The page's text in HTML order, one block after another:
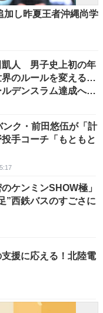
加し昨夏王者沖縄尚学
凱人 男子史上初の年
界のルールを変える…
デンスラム達成へ公
ク・前田悠伍が「計
手コーチ「もともと
ケンミンSHOW極」
”西鉄バスのすごさに
支援に応える！北陸電